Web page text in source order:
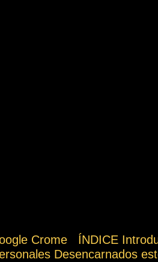
Crome ÍNDICE
Desencarnados